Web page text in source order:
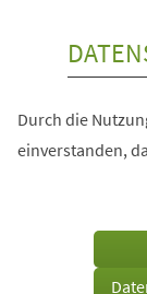
Durch die
einverstanden,